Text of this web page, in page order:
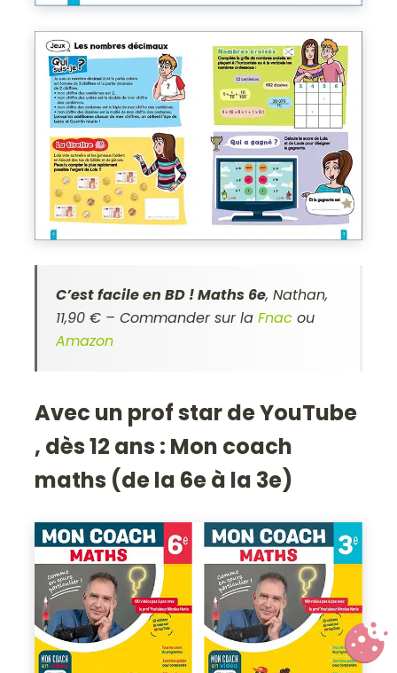
C’est facile en BD ! Maths 6e, Nathan,
11,90 € – Commander sur laFnac ou
Amazon
Avec un prof star de YouTube
, dès 12 ans : Mon coach
maths (de la 6e à la 3e)